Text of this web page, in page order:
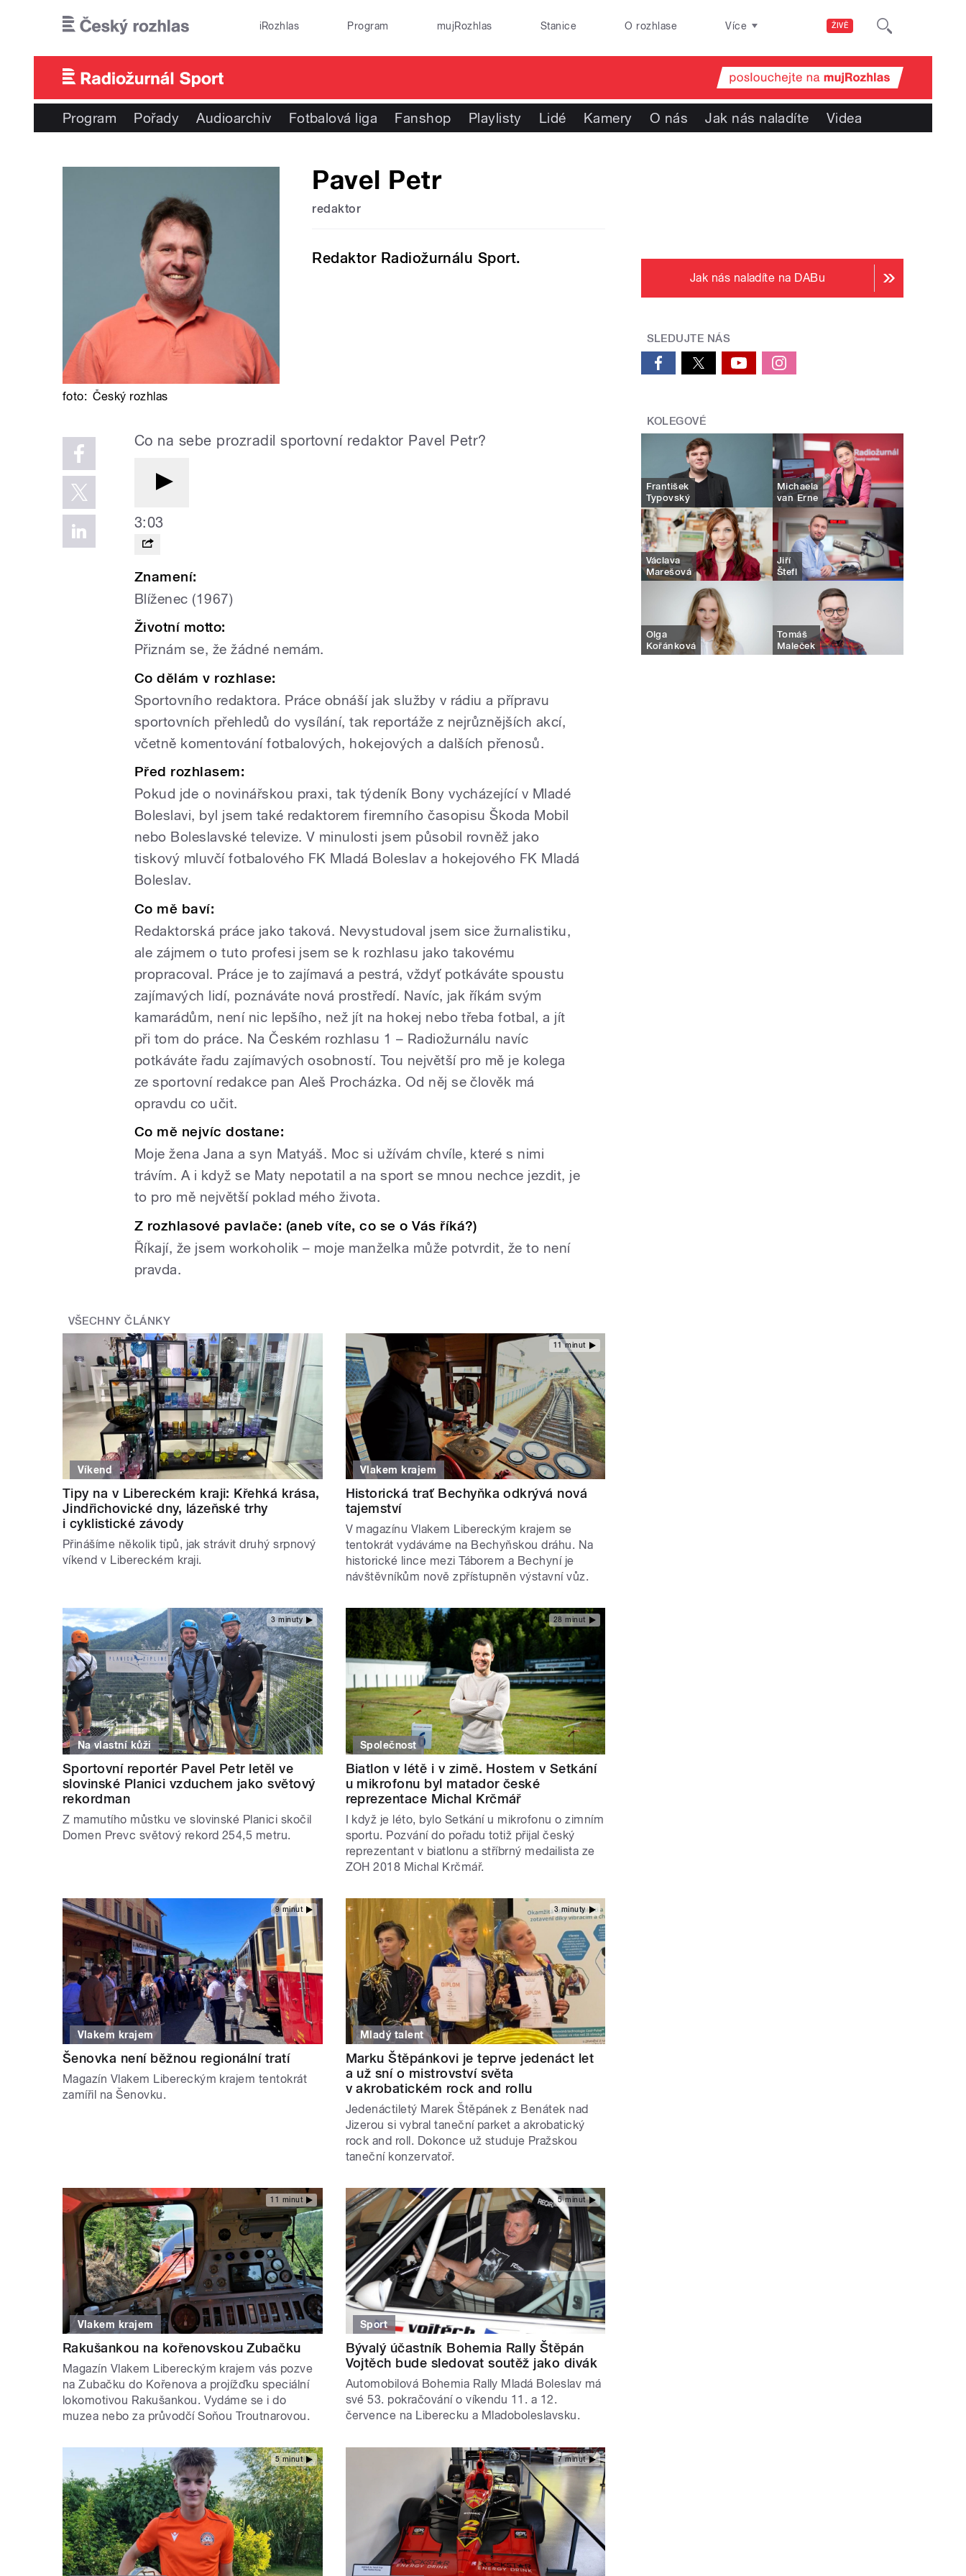
ŽIVĚ
iRozhlas Program mujRozhlas Stanice O rozhlase Více
Program Pořady Audioarchiv Fotbalová liga Fanshop Playlisty Lidé Kamery O nás Jak nás naladíte Videa
Pavel Petr
redaktor
Redaktor Radiožurnálu Sport.
foto: Český rozhlas
Co na sebe prozradil sportovní redaktor Pavel Petr?
3:03
Znamení:
Blíženec (1967)
Životní motto:
Přiznám se, že žádné nemám.
Co dělám v rozhlase:
Sportovního redaktora. Práce obnáší jak služby v rádiu a přípravu
sportovních přehledů do vysílání, tak reportáže z nejrůznějších akcí,
včetně komentování fotbalových, hokejových a dalších přenosů.
Před rozhlasem:
Pokud jde o novinářskou praxi, tak týdeník Bony vycházející v Mladé
Boleslavi, byl jsem také redaktorem firemního časopisu Škoda Mobil
nebo Boleslavské televize. V minulosti jsem působil rovněž jako
tiskový mluvčí fotbalového FK Mladá Boleslav a hokejového FK Mladá
Boleslav.
Co mě baví:
Redaktorská práce jako taková. Nevystudoval jsem sice žurnalistiku,
ale zájmem o tuto profesi jsem se k rozhlasu jako takovému
propracoval. Práce je to zajímavá a pestrá, vždyť potkáváte spoustu
zajímavých lidí, poznáváte nová prostředí. Navíc, jak říkám svým
kamarádům, není nic lepšího, než jít na hokej nebo třeba fotbal, a jít
při tom do práce. Na Českém rozhlasu 1 – Radiožurnálu navíc
potkáváte řadu zajímavých osobností. Tou největší pro mě je kolega
ze sportovní redakce pan Aleš Procházka. Od něj se člověk má
opravdu co učit.
Co mě nejvíc dostane:
Moje žena Jana a syn Matyáš. Moc si užívám chvíle, které s nimi
trávím. A i když se Maty nepotatil a na sport se mnou nechce jezdit, je
to pro mě největší poklad mého života.
Z rozhlasové pavlače: (aneb víte, co se o Vás říká?)
Říkají, že jsem workoholik – moje manželka může potvrdit, že to není
pravda.
VŠECHNY ČLÁNKY
Víkend
Tipy na v Libereckém kraji: Křehká krása,
Jindřichovické dny, lázeňské trhy
i cyklistické závody
Přinášíme několik tipů, jak strávit druhý srpnový
víkend v Libereckém kraji.
11 minut
Vlakem krajem
Historická trať Bechyňka odkrývá nová
tajemství
V magazínu Vlakem Libereckým krajem se
tentokrát vydáváme na Bechyňskou dráhu. Na
historické lince mezi Táborem a Bechyní je
návštěvníkům nově zpřístupněn výstavní vůz.
3 minuty
Na vlastní kůži
Sportovní reportér Pavel Petr letěl ve
slovinské Planici vzduchem jako světový
rekordman
Z mamutího můstku ve slovinské Planici skočil
Domen Prevc světový rekord 254,5 metru.
28 minut
Společnost
Biatlon v létě i v zimě. Hostem v Setkání
u mikrofonu byl matador české
reprezentace Michal Krčmář
I když je léto, bylo Setkání u mikrofonu o zimním
sportu. Pozvání do pořadu totiž přijal český
reprezentant v biatlonu a stříbrný medailista ze
ZOH 2018 Michal Krčmář.
9 minut
Vlakem krajem
Šenovka není běžnou regionální tratí
Magazín Vlakem Libereckým krajem tentokrát
zamířil na Šenovku.
3 minuty
Mladý talent
Marku Štěpánkovi je teprve jedenáct let
a už sní o mistrovství světa
v akrobatickém rock and rollu
Jedenáctiletý Marek Štěpánek z Benátek nad
Jizerou si vybral taneční parket a akrobatický
rock and roll. Dokonce už studuje Pražskou
taneční konzervatoř.
11 minut
Vlakem krajem
Rakušankou na kořenovskou Zubačku
Magazín Vlakem Libereckým krajem vás pozve
na Zubačku do Kořenova a projížďku speciální
lokomotivou Rakušankou. Vydáme se i do
muzea nebo za průvodčí Soňou Troutnarovou.
5 minut
Sport
Bývalý účastník Bohemia Rally Štěpán
Vojtěch bude sledovat soutěž jako divák
Automobilová Bohemia Rally Mladá Boleslav má
své 53. pokračování o víkendu 11. a 12.
července na Liberecku a Mladoboleslavsku.
5 minut 7 minut
Jak nás naladíte na DABu
SLEDUJTE NÁS
KOLEGOVÉ
František
Typovský
Michaela
van Erne
Václava
Marešová
Jiří
Štefl
Olga
Kořánková
Tomáš
Maleček